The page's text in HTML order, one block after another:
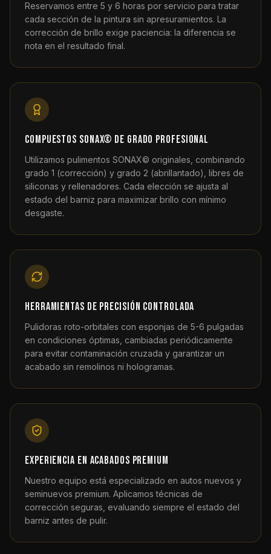
Reservamos entre 5 y 6 horas por servicio para tratar
cada sección de la pintura sin apresuramientos. La
corrección de brillo exige paciencia: la diferencia se
nota en el resultado final.
Compuestos SONAX© de grado profesional
Utilizamos pulimentos SONAX© originales, combinando
grado 1 (corrección) y grado 2 (abrillantado), libres de
siliconas y rellenadores. Cada elección se ajusta al
estado del barniz para maximizar brillo con mínimo
desgaste.
Herramientas de precisión controlada
Pulidoras roto-orbitales con esponjas de 5-6 pulgadas
en condiciones óptimas, cambiadas periódicamente
para evitar contaminación cruzada y garantizar un
acabado sin remolinos ni hologramas.
Experiencia en acabados premium
Nuestro equipo está especializado en autos nuevos y
seminuevos premium. Aplicamos técnicas de
corrección seguras, evaluando siempre el estado del
barniz antes de pulir.